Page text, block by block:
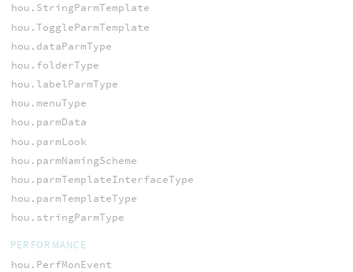
hou.StringParmTemplate
hou.ToggleParmTemplate
hou.dataParmType
hou.folderType
hou.labelParmType
hou.menuType
hou.parmData
hou.parmLook
hou.parmNamingScheme
hou.parmTemplateInterfaceType
hou.parmTemplateType
hou.stringParmType
PERFORMANCE
hou.PerfMonEvent